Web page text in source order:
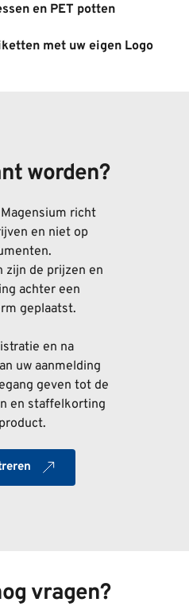
en PET potten
met uw eigen Logo
worden?
richt
en niet op
zijn de prijzen en
achter een
geplaatst.
en na
uw aanmelding
geven tot de
en staffelkorting
vragen?